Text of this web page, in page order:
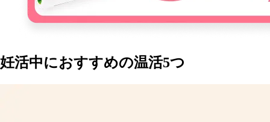
妊活中におすすめの温活5つ